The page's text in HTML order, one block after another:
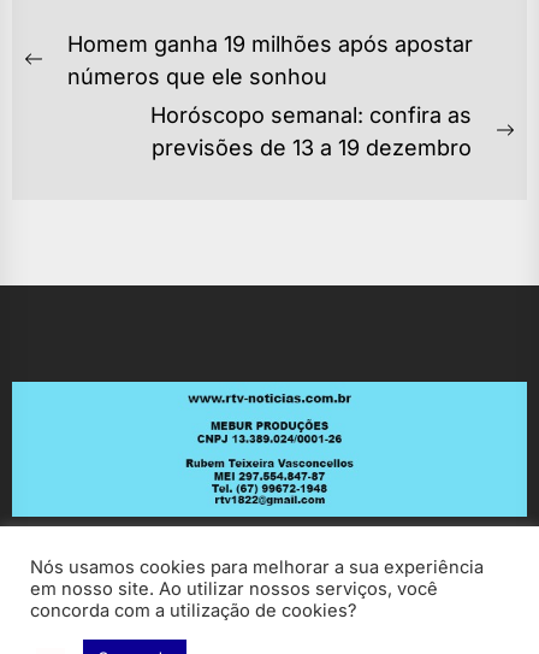
NAVEGAÇÃO
DEPrevious
Homem ganha 19 milhões após apostar
números que ele sonhou
Horóscopo semanal: confira as
previsões de 13 a 19 dezembro
Nós usamos cookies para melhorar a sua experiência
em nosso site. Ao utilizar nossos serviços, você
concorda com a utilização de cookies?